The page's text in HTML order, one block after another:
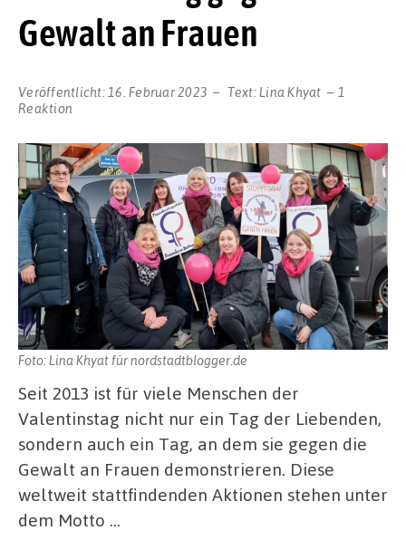
Gewalt an Frauen
Veröffentlicht: 16. Februar 2023 Text:Lina Khyat
1
Reaktion
Foto: Lina Khyat für nordstadtblogger.de
Seit 2013 ist für viele Menschen der
Valentinstag nicht nur ein Tag der Liebenden,
sondern auch ein Tag, an dem sie gegen die
Gewalt an Frauen demonstrieren. Diese
weltweit stattfindenden Aktionen stehen unter
dem Motto …